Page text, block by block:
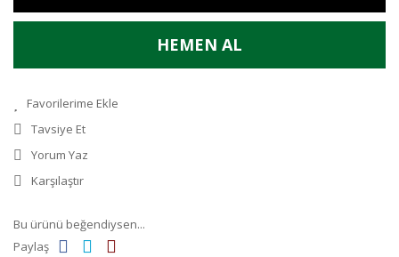
HEMEN AL
Tavsiye Et
Yorum Yaz
Karşılaştır
Bu ürünü beğendiysen...
Paylaş